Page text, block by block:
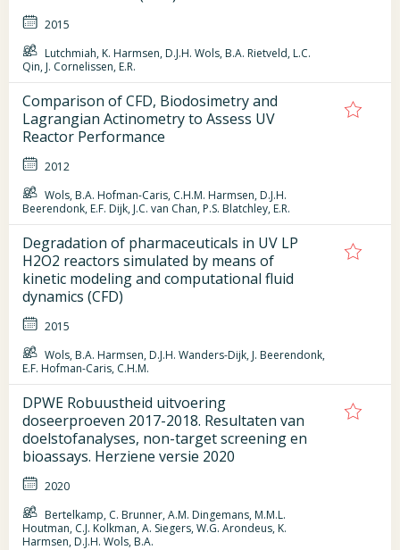
2015
Lutchmiah, K. Harmsen, D.J.H. Wols, B.A. Rietveld, L.C.
Qin, J. Cornelissen, E.R.
Comparison of CFD, Biodosimetry and
Lagrangian Actinometry to Assess UV
Reactor Performance
2012
Wols, B.A. Hofman-Caris, C.H.M. Harmsen, D.J.H.
Beerendonk, E.F. Dijk, J.C. van Chan, P.S. Blatchley, E.R.
Degradation of pharmaceuticals in UV LP
H2O2 reactors simulated by means of
kinetic modeling and computational fluid
dynamics (CFD)
2015
Wols, B.A. Harmsen, D.J.H. Wanders-Dijk, J. Beerendonk,
E.F. Hofman-Caris, C.H.M.
DPWE Robuustheid uitvoering
doseerproeven 2017-2018. Resultaten van
doelstofanalyses, non-target screening en
bioassays. Herziene versie 2020
2020
Bertelkamp, C. Brunner, A.M. Dingemans, M.M.L.
Houtman, C.J. Kolkman, A. Siegers, W.G. Arondeus, K.
Harmsen, D.J.H. Wols, B.A.